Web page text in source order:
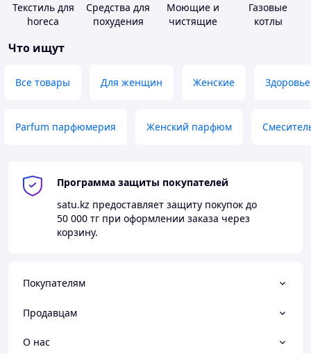
Текстиль для
horeca
Средства для
похудения
Моющие и
чистящие
Газовые
котлы
Что ищут
Все товары Для женщин Женские Здоровье
Parfum парфюмерия Женский парфюм
Программа защиты покупателей
satu.kz предоставляет защиту покупок до
50 000 тг при оформлении заказа через
корзину.
Покупателям
Продавцам
О нас